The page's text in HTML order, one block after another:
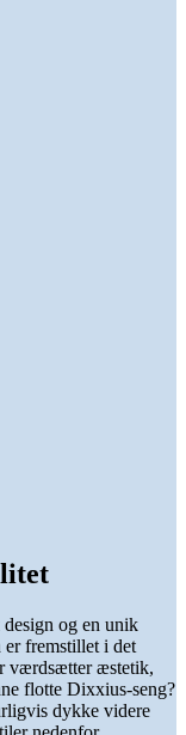
og en unik
er fremstillet i det
værdsætter æstetik,
flotte Dixxius-seng?
dykke videre